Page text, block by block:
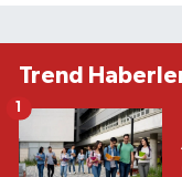
Trend
1